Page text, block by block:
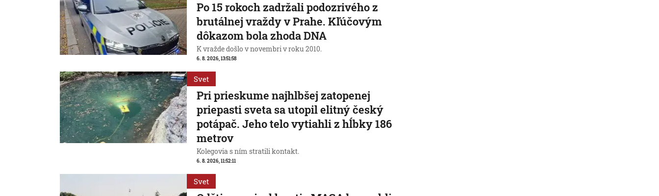
Po 15 rokoch zadržali podozrivého z
brutálnej vraždy v Prahe. Kľúčovým
dôkazom bola zhoda DNA
K vražde došlo v novembri v roku 2010.
6. 8. 2026, 13:51:58
Svet
Pri prieskume najhlbšej zatopenej
priepasti sveta sa utopil elitný český
potápač. Jeho telo vytiahli z hĺbky 186
metrov
Kolegovia s ním stratili kontakt.
6. 8. 2026, 11:52:11
Svet